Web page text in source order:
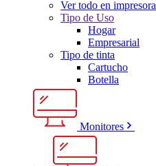
Ver todo en
Tipo de Uso
Hogar
Empresarial
Tipo de tinta
Cartucho
Botella
Monitores